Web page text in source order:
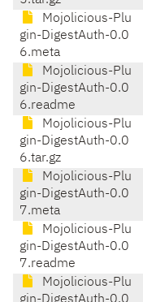
Mojolicious-Plu
gin-DigestAuth-0.0
6.meta
Mojolicious-Plu
gin-DigestAuth-0.0
6.readme
Mojolicious-Plu
gin-DigestAuth-0.0
6.tar.gz
Mojolicious-Plu
gin-DigestAuth-0.0
7.meta
Mojolicious-Plu
gin-DigestAuth-0.0
7.readme
Mojolicious-Plu